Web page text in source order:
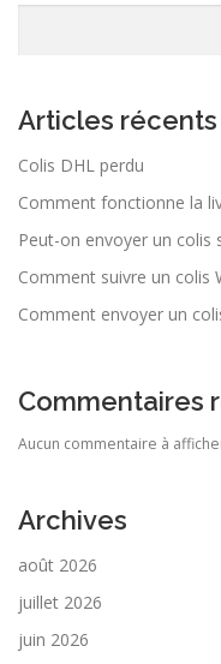
Articles récents
Colis DHL perdu
Comment fonctionne la
Peut-on envoyer un colis
Comment suivre un colis
Comment envoyer un
Commentaires
Aucun commentaire à
Archives
août 2026
juillet 2026
juin 2026